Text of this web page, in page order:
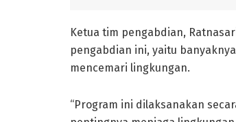
Ketua tim pengabdian,
pengabdian ini, yaitu
mencemari lingkungan.
“Program ini dilaksanakan